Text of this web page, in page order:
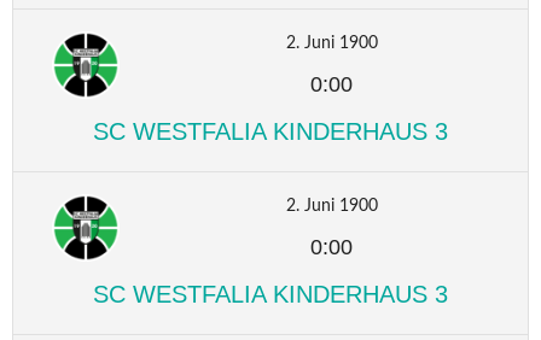
2. Juni 1900
0:00
SC WESTFALIA KINDERHAUS 3
2. Juni 1900
0:00
SC WESTFALIA KINDERHAUS 3